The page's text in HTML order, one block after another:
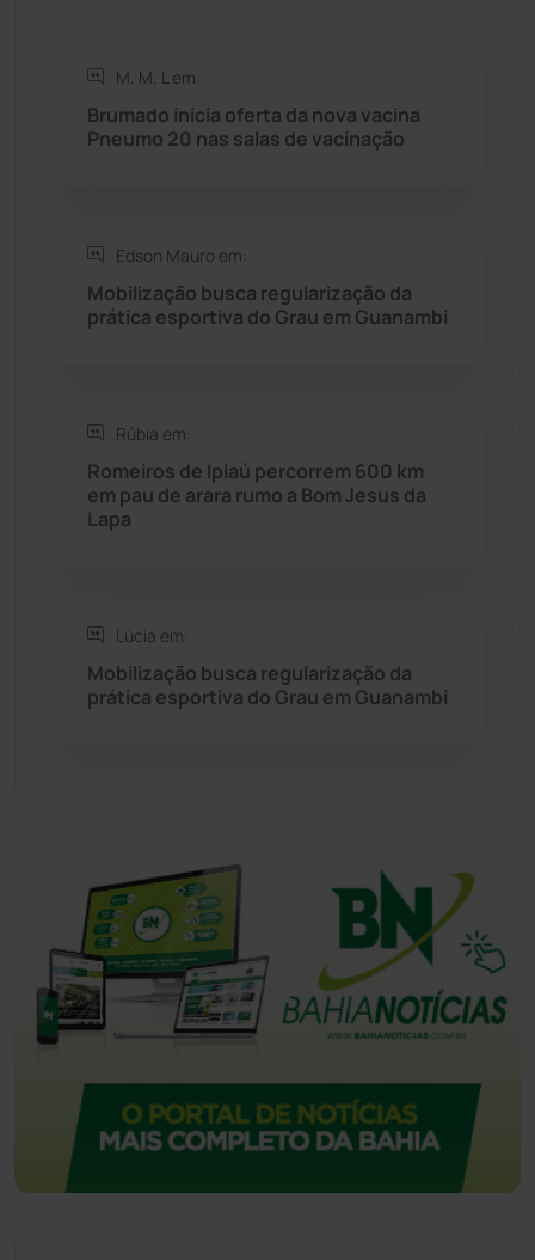
Rio de Contas
Rio do Antônio
Saúde
Seabra (50)
Sítio do Mato
Sudoeste Baiano
M. M. L em:
Brumado inicia oferta da nova vacina
Pneumo 20 nas salas de vacinação
Edson Mauro em:
Mobilização busca regularização da
prática esportiva do Grau em Guanambi
Rúbia em:
Romeiros de Ipiaú percorrem 600 km
em pau de arara rumo a Bom Jesus da
Lapa
Lúcia em:
Mobilização busca regularização da
prática esportiva do Grau em Guanambi